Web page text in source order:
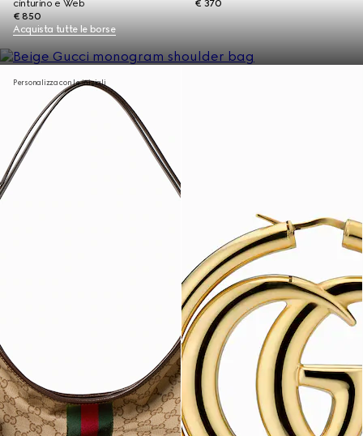
cinturino e Web
€ 850
€ 370
Acquista tutte le borse
Personalizza con le iniziali